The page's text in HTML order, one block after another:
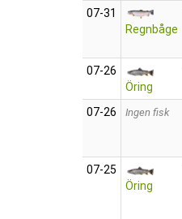
07‑31
Regnbåge
07‑26
Öring
07‑26 Ingen fisk
07‑25
Öring